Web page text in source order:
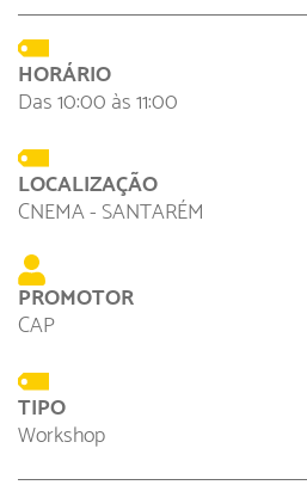
HORÁRIO
Das 10:00 às 11:00
LOCALIZAÇÃO
CNEMA - SANTARÉM
PROMOTOR
CAP
TIPO
Workshop